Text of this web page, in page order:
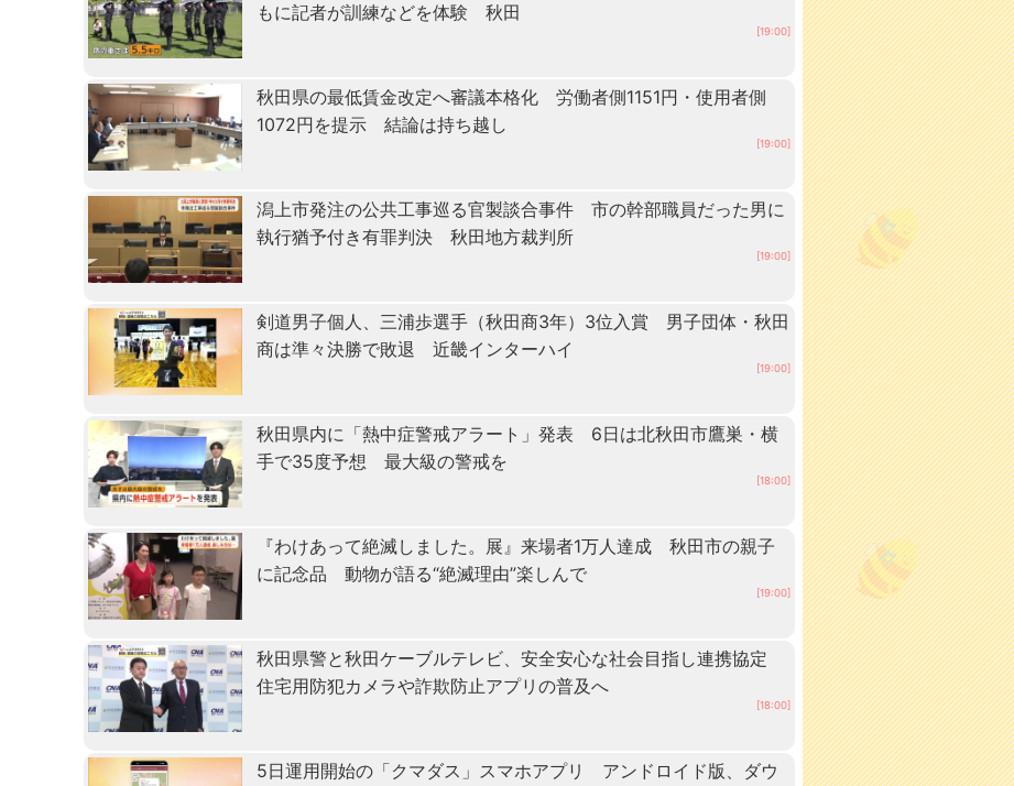
もに記者が訓練などを体験 秋田
[19:00]
秋田県の最低賃金改定へ審議本格化 労働者側1151円・使用者側
1072円を提示 結論は持ち越し
[19:00]
潟上市発注の公共工事巡る官製談合事件 市の幹部職員だった男に
執行猶予付き有罪判決 秋田地方裁判所
[19:00]
剣道男子個人、三浦歩選手（秋田商3年）3位入賞 男子団体・秋田
商は準々決勝で敗退 近畿インターハイ
[19:00]
秋田県内に「熱中症警戒アラート」発表 6日は北秋田市鷹巣・横
手で35度予想 最大級の警戒を
[18:00]
『わけあって絶滅しました。展』来場者1万人達成 秋田市の親子
に記念品 動物が語る“絶滅理由”楽しんで
[19:00]
秋田県警と秋田ケーブルテレビ、安全安心な社会目指し連携協定
住宅用防犯カメラや詐欺防止アプリの普及へ
[18:00]
5日運用開始の「クマダス」スマホアプリ アンドロイド版、ダウ